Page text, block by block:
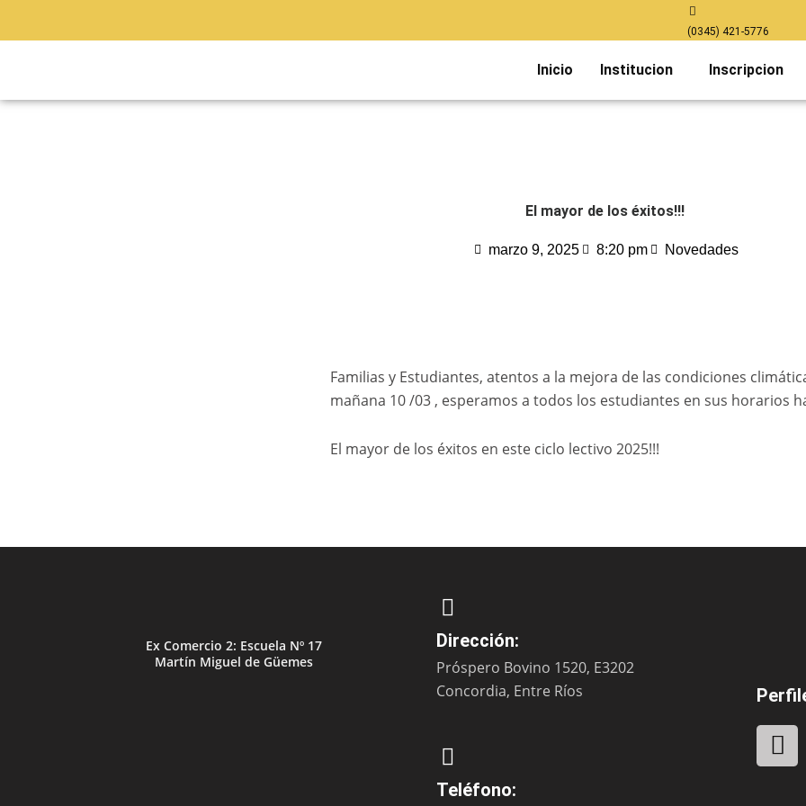
(0345) 421-5776
Inicio Institucion Inscripcion
El mayor de los éxitos!!!
marzo 9, 2025 8:20 pm Novedades
Familias y Estudiantes, atentos a la mejora de las condiciones
mañana 10 /03 , esperamos a todos los estudiantes en sus horarios
El mayor de los éxitos en este ciclo lectivo 2025!!!
Ex Comercio 2: Escuela Nº 17
Martín Miguel de Güemes
Dirección:
Próspero Bovino 1520, E3202
Concordia, Entre Ríos
Teléfono:
F
a